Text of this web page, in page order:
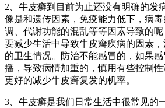
2、牛皮癣到目前为止还没有明确的发
像是和遗传因素，免疫能力低下，病
调、代谢功能的混乱等等因素导致的
要减少生活中导致牛皮癣疾病的因素
的卫生情况。防治不能感冒的，如果
播，导致病情加重的，慎用有些控制
更好的减少牛皮癣复发的机率。
3、牛皮癣是我们日常生活中很常见的